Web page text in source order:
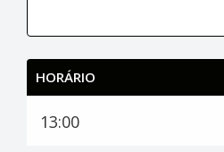
HORÁRIO
13:00